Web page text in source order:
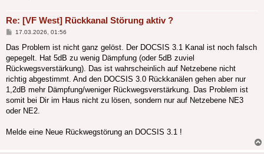
Re: [VF West] Rückkanal Störung aktiv ?
Beitrag
17.03.2026, 01:56
Das Problem ist nicht ganz gelöst. Der DOCSIS 3.1 Kanal ist noch falsch
gepegelt. Hat 5dB zu wenig Dämpfung (oder 5dB zuviel
Rückwegsverstärkung). Das ist wahrscheinlich auf Netzebene nicht
richtig abgestimmt. And den DOCSIS 3.0 Rückkanälen gehen aber nur
1,2dB mehr Dämpfung/weniger Rückwegsverstärkung. Das Problem ist
somit bei Dir im Haus nicht zu lösen, sondern nur auf Netzebene NE3
oder NE2.
Melde eine Neue Rückwegstörung an DOCSIS 3.1 !